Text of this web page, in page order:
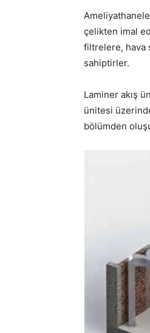
çelikten imal
filtrelere, hava
sahiptirler.
Laminer akış
ünitesi
bölümden